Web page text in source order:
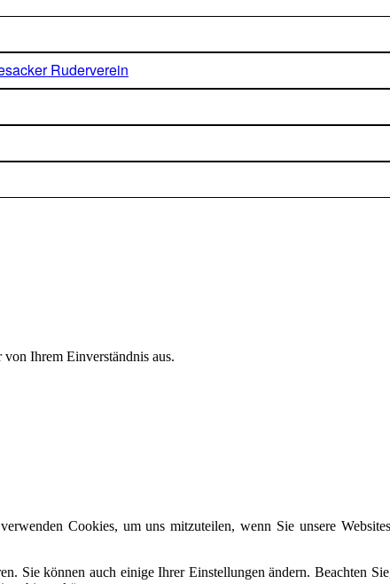
Ruderverein
Ihrem Einverständnis aus.
Cookies, um uns mitzuteilen, wenn Sie unsere
Sie können auch einige Ihrer Einstellungen ändern. Beachten